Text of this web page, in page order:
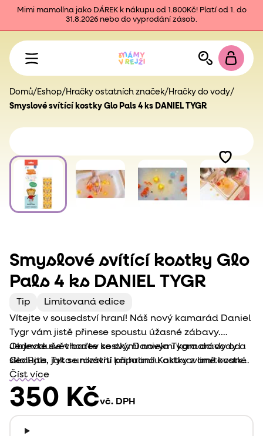
Mimi mamolína jako DÁREK k nákupu od 1.800Kč! Platí od 1. do
31.8.2026 nebo do vyprodání zásob.
Domů/ Eshop/ Hračky ostatních značek/ Hračky do vody/
Smyslové svítící kostky Glo Pals 4 ks DANIEL TYGR
Smyslové svítící kostky Glo
Pals 4 ks DANIEL TYGR
Tip
Limitovaná edice
Vítejte v sousedství hraní! Náš nový kamarád Daniel
Tygr vám jistě přinese spoustu úžasné zábavy.
Jednoduše vhoďte kostky Daniela Tygra do vody a
sledujte, jak se rozsvítí při hraní! Kostky z limitované
edice, které září zlatavým odstínem.
Objevte svět barev se svými novými kamarády od
Glo Pals. Tyto unikátní kapalinou aktivované kostky
přenesou Vaše dítě do nové dimenze kreativní hry.
Kostky, které zpestří nejen koupel Vašeho dítěte, ale
budou také ideálním doplňkem ke smyslovým hrám
stimulujícím zrakové podněty.
Číst více
350 Kčvč. DPH